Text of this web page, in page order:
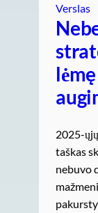
Verslas
2025-
taškas
nebuvo